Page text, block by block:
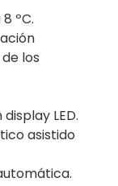
ºC.
los
LED.
asistido